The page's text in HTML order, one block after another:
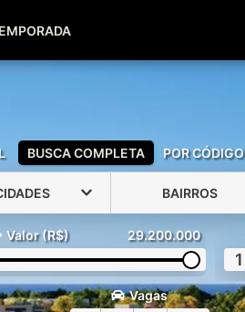
(51) 99600-0039
BUSCA COMPLETA POR CÓDIGO
BAIRROS
Valor (R$) 29.200.000
1
Vagas